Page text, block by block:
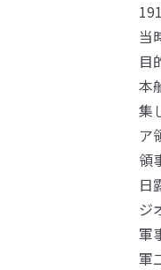
当
目
本
集
ア
領
日
ジ
軍
軍